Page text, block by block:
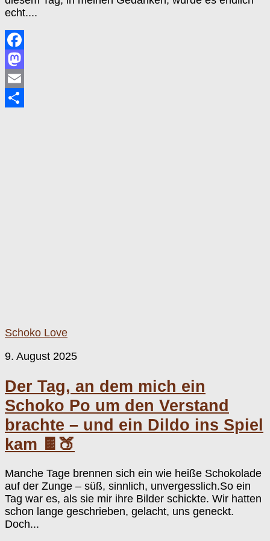
echt....
Facebook
Mastodon
Email
Schoko Love
9. August 2025
Der Tag, an dem mich ein
Schoko Po um den Verstand
brachte – und ein Dildo ins Spiel
kam 🍫🍑
Manche Tage brennen sich ein wie heiße Schokolade
auf der Zunge – süß, sinnlich, unvergesslich.So ein
Tag war es, als sie mir ihre Bilder schickte. Wir hatten
schon lange geschrieben, gelacht, uns geneckt.
Doch...